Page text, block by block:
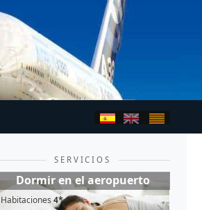
SERVICIOS
Dormir en el aeropuerto
Habitaciones4*